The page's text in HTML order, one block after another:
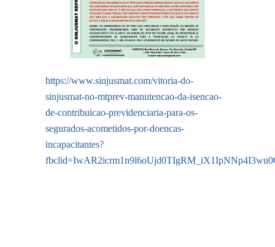
https://www.sinjusmat.com/vitoria-do-
sinjusmat-no-mtprev-manutencao-da-isencao-
de-contribuicao-previdenciaria-para-os-
segurados-acometidos-por-doencas-
incapacitantes?